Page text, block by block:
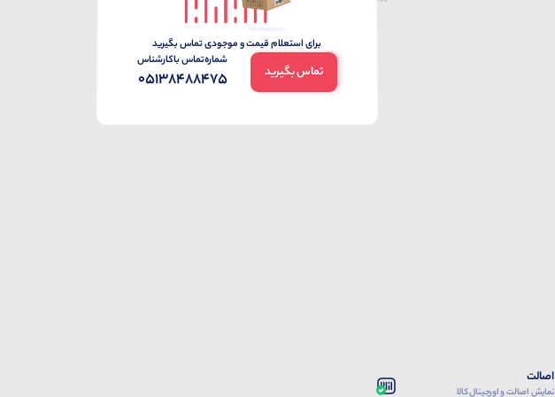
اصالت
نمایش اصالت و اورجینال کالا
برای استعلام قیمت و موجودی تماس بگیرید
تماس بگیرید
شماره‌تماس‌ با‌کارشناس
05138488475